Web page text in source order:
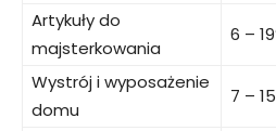
Artykuły do
majsterkowania
6 –
Wystrój i wyposażenie
domu
7 –